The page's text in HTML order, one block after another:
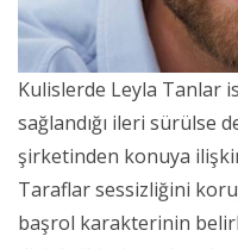
Kulislerde Leyla Tanlar
sağlandığı ileri sürülse
şirketinden konuya
Taraflar sessizliğini
başrol karakterinin